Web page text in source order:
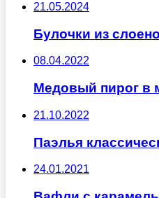
21.05.2024
Булочки из
08.04.2022
Медовый пирог в
21.10.2022
Паэлья
24.01.2021